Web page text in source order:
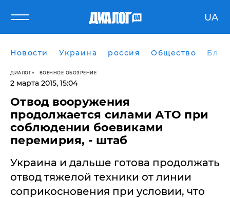
UA
Новости Украина россия Общество
ДИАЛОГ ВОЕННОЕ ОБОЗРЕНИЕ
2 марта 2015, 15:04
Отвод вооружения
продолжается силами АТО при
соблюдении боевиками
перемирия, - штаб
Украина и дальше готова продолжать
отвод тяжелой техники от линии
соприкосновения при условии, что